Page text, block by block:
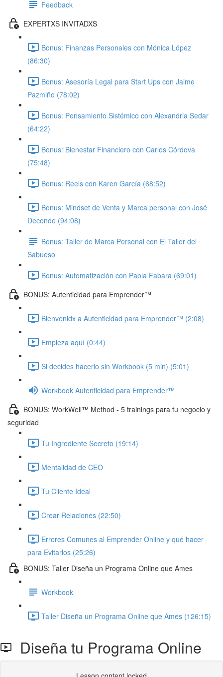
Feedback
EXPERTXS INVITADXS
Bonus: Finanzas Personales con Mónica López
(86:30)
Bonus: Asesoría Legal para Start Ups con Jaime
Pazmiño (78:02)
Bonus: Pensamiento Sistémico con Alexandria Sedar
(64:22)
Bonus: Bienestar Financiero con Carlos Córdova
(75:48)
Bonus: Reels con Karen García (68:52)
Bonus: Mindset de Venta y Marca personal con José
Deconde (94:08)
Bonus: Taller de Marca Personal con El Taller del
Sabueso
Bonus: Automatización con Paola Fabara (69:01)
BONUS: Autenticidad para Emprender™
Bienvenidx a Autenticidad para Emprender™ (2:08)
Empieza aquí (0:44)
Si decides hacerlo sin Workbook (5 min) (5:01)
Workbook Autenticidad para Emprender™
BONUS: WorkWell™ Method - 5 trainings para tu negocio y
seguridad
Tu Ingrediente Secreto (19:14)
Mentalidad de CEO
Tu Cliente Ideal
Crear Relaciones (22:50)
Errores Comunes al Emprender Online y qué hacer
para Evitarlos (25:26)
BONUS: Taller Diseña un Programa Online que Ames
Workbook
Taller Diseña un Programa Online que Ames (126:15)
Diseña tu Programa Online